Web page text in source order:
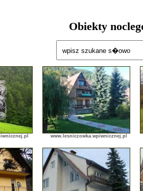
Obiekty
www.lesniczowka.wpiwnicznej.pl